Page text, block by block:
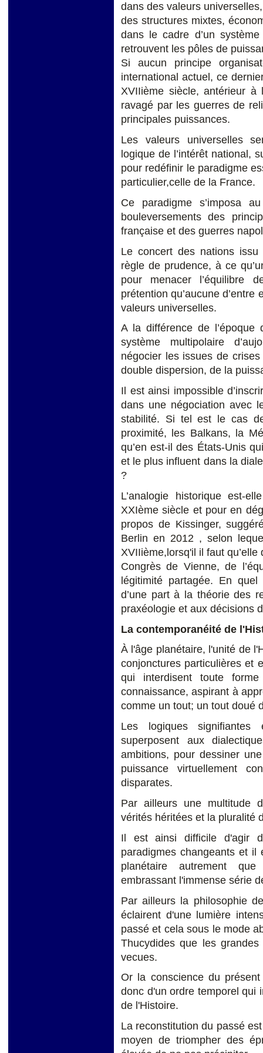
dans des valeurs
des structures mixtes,
dans le cadre d’un
retrouvent les pôles de
Si aucun principe
international actuel, ce
XVIIième siècle, antérieur
ravagé par les guerres de
principales puissances.
Les valeurs universelles
logique de l’intérêt national,
pour redéfinir le paradigme
particulier,celle de la France.
Ce paradigme s’imposa
bouleversements des
française et des guerres
Le concert des nations issu
règle de prudence, à ce
pour menacer l’équilibre
prétention qu’aucune d’entre
valeurs universelles.
A la différence de
système multipolaire
négocier les issues de
double dispersion, de la
Il est ainsi impossible
dans une négociation avec
stabilité. Si tel est le cas
proximité, les Balkans, la
qu’en est-il des États-Unis
et le plus influent dans la
?
L’analogie historique est-
XXIème siècle et pour en
propos de Kissinger,
Berlin en 2012 , selon
XVIIième,lorsq'il il faut
Congrès de Vienne, de
légitimité partagée. En
d’une part à la théorie des
praxéologie et aux décisions
La contemporanéité de
À l'âge planétaire, l'unité de
conjonctures particulières et
qui interdisent toute
connaissance, aspirant à
comme un tout; un tout doué
Les logiques
superposent aux
ambitions, pour dessiner
puissance virtuellement
disparates.
Par ailleurs une multitude
vérités héritées et la pluralité
Il est ainsi difficile d'agir
paradigmes changeants et
planétaire autrement
embrassant l'immense série
Par ailleurs la philosophie
éclairent d'une lumière
passé et cela sous le mode
Thucydides que les
vecues.
Or la conscience du
donc d'un ordre temporel qui
de l'Histoire.
La reconstitution du passé
moyen de triompher des